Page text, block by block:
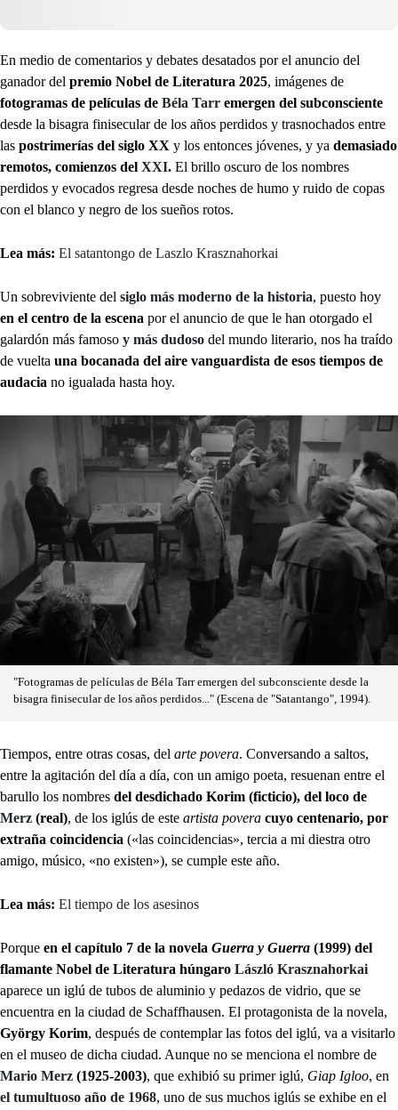
En medio de comentarios y debates desatados por el anuncio del
ganador del premio Nobel de Literatura 2025, imágenes de
fotogramas de películas de Béla Tarr emergen del subconsciente
desde la bisagra finisecular de los años perdidos y trasnochados entre
las postrimerías del siglo XX y los entonces jóvenes, y ya demasiado
remotos, comienzos del XXI. El brillo oscuro de los nombres
perdidos y evocados regresa desde noches de humo y ruido de copas
con el blanco y negro de los sueños rotos.
Lea más: El satantongo de Laszlo Krasznahorkai
Un sobreviviente del siglo más moderno de la historia, puesto hoy
en el centro de la escena por el anuncio de que le han otorgado el
galardón más famoso y más dudoso del mundo literario, nos ha traído
de vuelta una bocanada del aire vanguardista de esos tiempos de
audacia no igualada hasta hoy.
"Fotogramas de películas de Béla Tarr emergen del subconsciente desde la
bisagra finisecular de los años perdidos..." (Escena de "Satantango", 1994).
Tiempos, entre otras cosas, del arte povera. Conversando a saltos,
entre la agitación del día a día, con un amigo poeta, resuenan entre el
barullo los nombres del desdichado Korim (ficticio), del loco de
Merz (real), de los iglús de este artista povera cuyo centenario, por
extraña coincidencia («las coincidencias», tercia a mi diestra otro
amigo, músico, «no existen»), se cumple este año.
Lea más: El tiempo de los asesinos
Porque en el capítulo 7 de la novela Guerra y Guerra (1999) del
flamante Nobel de Literatura húngaro László Krasznahorkai
aparece un iglú de tubos de aluminio y pedazos de vidrio, que se
encuentra en la ciudad de Schaffhausen. El protagonista de la novela,
György Korim, después de contemplar las fotos del iglú, va a visitarlo
en el museo de dicha ciudad. Aunque no se menciona el nombre de
Mario Merz (1925-2003), que exhibió su primer iglú, Giap Igloo, en
el tumultuoso año de 1968, uno de sus muchos iglús se exhibe en el